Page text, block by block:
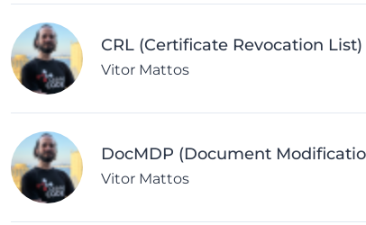
CRL (Certificate Revocation
Vitor Mattos
DocMDP (Document
Vitor Mattos